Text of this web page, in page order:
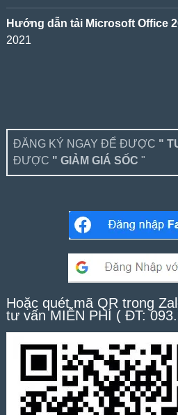
Hướng dẫn tải Microsoft Office
2021
ĐĂNG KÝ NGAY ĐỂ ĐƯỢC "
ĐƯỢC " GIẢM GIÁ SỐC "
Hoặc quét mã QR trong
tư vấn MIỄN PHÍ ( ĐT: